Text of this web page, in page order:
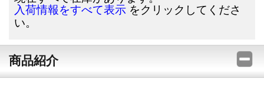
入荷情報をすべて表示 をクリックしてくださ
い。
商品紹介